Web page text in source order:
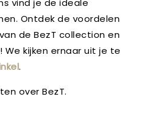
vind je de ideale
Ontdek de voordelen
de BezT collection en
kijken ernaar uit je te
.
over BezT.